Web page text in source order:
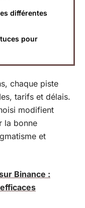
différentes
pour
chaque piste
tarifs et délais.
modifient
la bonne
et
Binance :